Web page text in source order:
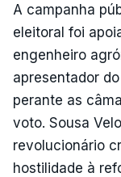
A campanha
eleitoral foi
engenheiro
apresentador
perante as
voto. Sousa
revolucionário
hostilidade à